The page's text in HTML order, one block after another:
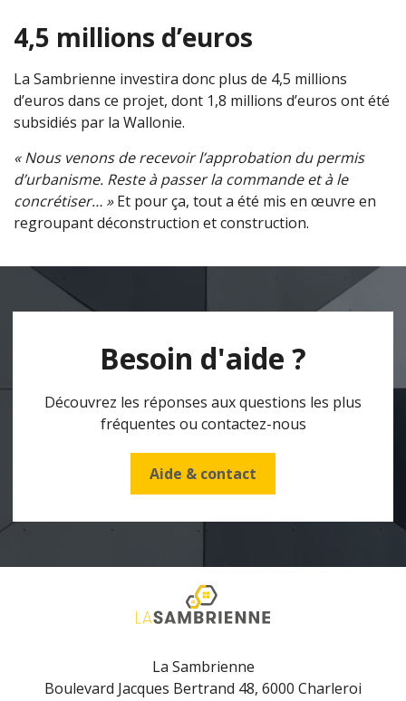
4,5 millions d’euros
La Sambrienne investira donc plus de 4,5 millions
d’euros dans ce projet, dont 1,8 millions d’euros ont été
subsidiés par la Wallonie.
« Nous venons de recevoir l’approbation du permis
d’urbanisme. Reste à passer la commande et à le
concrétiser… »Et pour ça, tout a été mis en œuvre en
regroupant déconstruction et construction.
Besoin d'aide ?
Découvrez les réponses aux questions les plus
fréquentes ou contactez-nous
Aide & contact
La Sambrienne
Boulevard Jacques Bertrand 48, 6000 Charleroi